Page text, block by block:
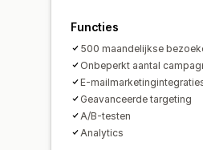
Functies
500 maandelijkse
Onbeperkt aantal
E-
Geavanceerde targeting
A/B-testen
Analytics